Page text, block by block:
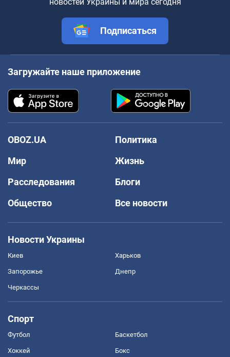
Подписаться
Загружайте наше приложение
OBOZ.UA
Политика
Мир
Жизнь
Расследования
Блоги
Общество
Все новости
Новости Украины
Киев Харьков
Запорожье Днепр
Черкассы
Спорт
Футбол Баскетбол
Хоккей Бокс